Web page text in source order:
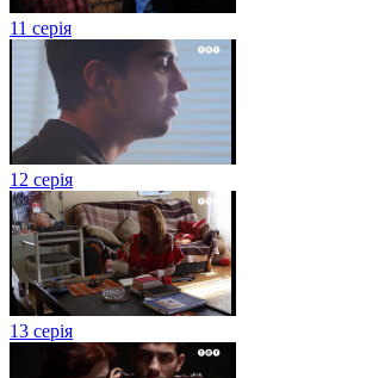
11 серія
12 серія
13 серія